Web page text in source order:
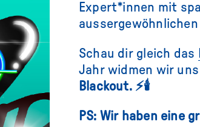
Expert*innen mit
aussergewöhnlichen
Schau dir gleich das
Jahr widmen wir
Blackout. ⚡🕯️
PS: Wir haben eine